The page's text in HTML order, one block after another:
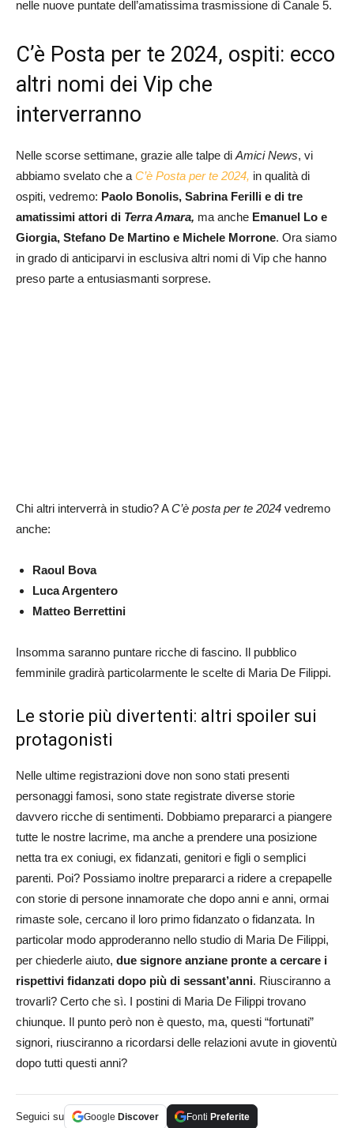
nelle nuove puntate dell’amatissima trasmissione di Canale 5.
C’è Posta per te 2024, ospiti: ecco
altri nomi dei Vip che
interverranno
Nelle scorse settimane, grazie alle talpe diAmici News, vi
abbiamo svelato che aC’è Posta per te 2024, in qualità di
ospiti, vedremo: Paolo Bonolis, Sabrina Ferilli e di tre
amatissimi attori di Terra Amara, ma anche Emanuel Lo e
Giorgia, Stefano De Martino e Michele Morrone. Ora siamo
in grado di anticiparvi in esclusiva altri nomi di Vip che hanno
preso parte a entusiasmanti sorprese.
Chi altri interverrà in studio? AC’è posta per te 2024 vedremo
anche:
Raoul Bova
Luca Argentero
Matteo Berrettini
Insomma saranno puntare ricche di fascino. Il pubblico
femminile gradirà particolarmente le scelte di Maria De Filippi.
Le storie più divertenti: altri spoiler sui
protagonisti
Nelle ultime registrazioni dove non sono stati presenti
personaggi famosi, sono state registrate diverse storie
davvero ricche di sentimenti. Dobbiamo prepararci a piangere
tutte le nostre lacrime, ma anche a prendere una posizione
netta tra ex coniugi, ex fidanzati, genitori e figli o semplici
parenti. Poi? Possiamo inoltre prepararci a ridere a crepapelle
con storie di persone innamorate che dopo anni e anni, ormai
rimaste sole, cercano il loro primo fidanzato o fidanzata. In
particolar modo approderanno nello studio di Maria De Filippi,
per chiederle aiuto, due signore anziane pronte a cercare i
rispettivi fidanzati dopo più di sessant’anni. Riusciranno a
trovarli? Certo che sì. I postini di Maria De Filippi trovano
chiunque. Il punto però non è questo, ma, questi “fortunati”
signori, riusciranno a ricordarsi delle relazioni avute in gioventù
dopo tutti questi anni?
Seguici su Google Discover Fonti Preferite